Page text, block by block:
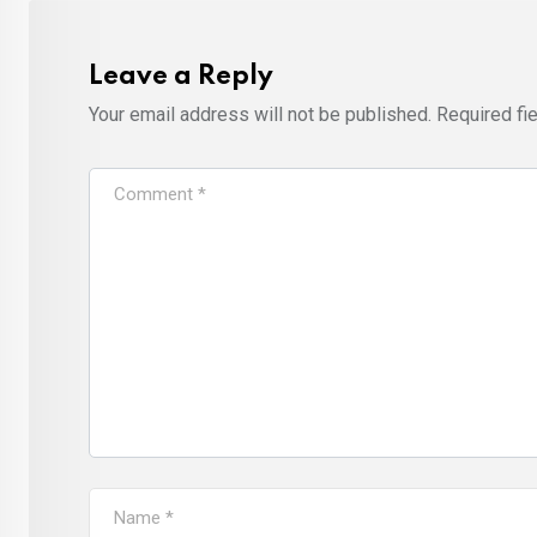
Leave a Reply
Your email address will not be published. Required